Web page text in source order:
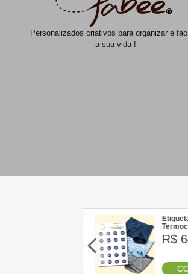
Personalizados criativos para organizar e
a sua vida !